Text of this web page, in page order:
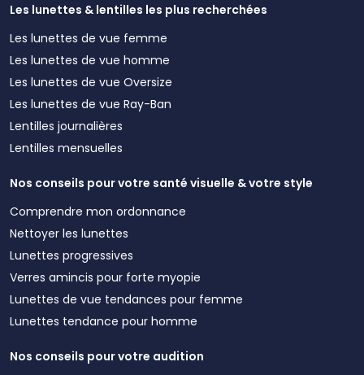
Les lunettes & lentilles les plus recherchées
Les lunettes de vue femme
Les lunettes de vue homme
Les lunettes de vue Oversize
Les lunettes de vue Ray-Ban
Lentilles journalières
Lentilles mensuelles
Nos conseils pour votre santé visuelle & votre style
Comprendre mon ordonnance
Nettoyer les lunettes
Lunettes progressives
Verres amincis pour forte myopie
Lunettes de vue tendances pour femme
Lunettes tendance pour homme
Nos conseils pour votre audition